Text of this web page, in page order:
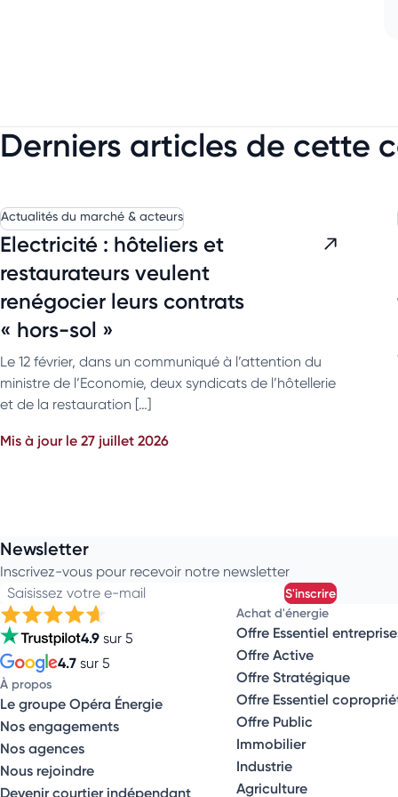
Derniers articles de cette
Actualités du marché & acteurs
Electricité : hôteliers et
restaurateurs veulent
renégocier leurs contrats
« hors-sol »
Le 12 février, dans un communiqué à l’attention du
ministre de l’Economie, deux syndicats de l’hôtellerie
et de la restauration […]
Mis à jour le 27 juillet 2026
Newsletter
Inscrivez-vous pour recevoir notre newsletter
Saisissez votre e-mail
s'inscrire
4.9 sur 5
4.7 sur 5
À propos
Le groupe Opéra Énergie
Nos engagements
Nos agences
Nous rejoindre
Devenir courtier indépendant
Achat d'énergie
Offre Essentiel
Offre Active
Offre Stratégique
Offre Essentiel
Offre Public
Immobilier
Industrie
Agriculture